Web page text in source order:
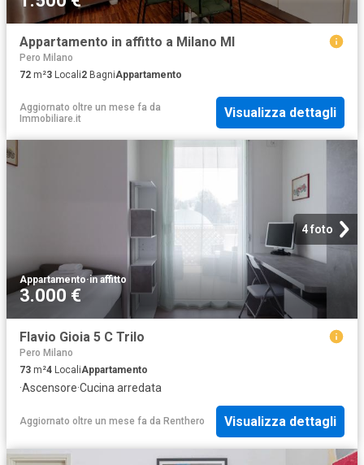
Appartamento in affitto a Milano MI
Pero Milano
72 m²3 Locali2 BagniAppartamento
Aggiornato oltre un mese fa da
Immobiliare.it
Visualizza dettagli
4 foto
Appartamento·in affitto
3.000 €
Flavio Gioia 5 C Trilo
Pero Milano
73 m²4 LocaliAppartamento
·Ascensore·Cucina arredata
Aggiornato oltre un mese fa da Renthero Visualizza dettagli